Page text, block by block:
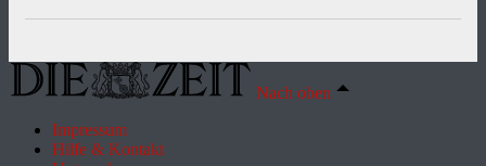
Nach oben
Impressum
Hilfe & Kontakt